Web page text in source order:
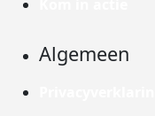
Algemeen